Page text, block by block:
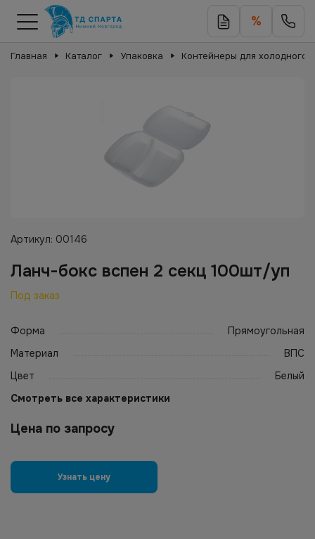
%
Главная Каталог Упаковка Контейнеры для холодного
Артикул: 00146
Ланч-бокс вспен 2 секц 100шт/уп
Под заказ
Форма
Прямоугольная
Материал
ВПС
Цвет
Белый
Смотреть все характеристики
Цена по запросу
Узнать цену